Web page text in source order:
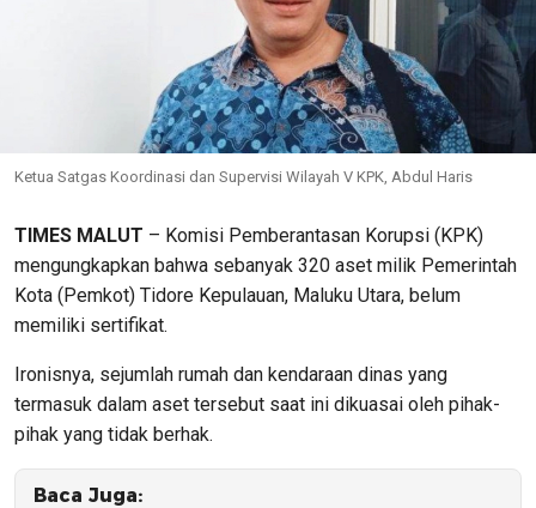
Ketua Satgas Koordinasi dan Supervisi Wilayah V KPK, Abdul Haris
TIMES MALUT – Komisi Pemberantasan Korupsi (KPK)
mengungkapkan bahwa sebanyak 320 aset milik Pemerintah
Kota (Pemkot) Tidore Kepulauan, Maluku Utara, belum
memiliki sertifikat.
Ironisnya, sejumlah rumah dan kendaraan dinas yang
termasuk dalam aset tersebut saat ini dikuasai oleh pihak-
pihak yang tidak berhak.
Baca Juga: